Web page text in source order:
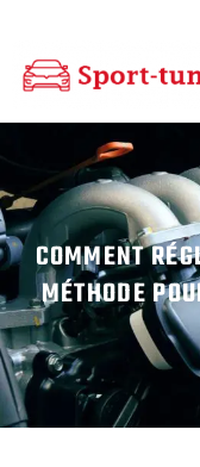
COMMENT
MÉTHODE